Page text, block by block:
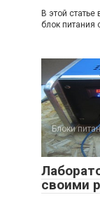
В этой
блок питания
Блоки
своими